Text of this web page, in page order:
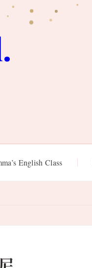
English Class